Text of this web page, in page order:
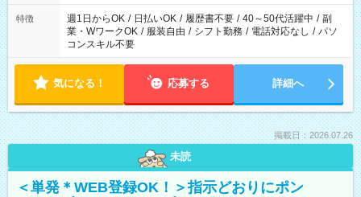
特徴 週1日からOK / 日払いOK / 履歴書不要 / 40～50代活躍中 / 副
業・WワークOK / 服装自由 / シフト勤務 / 電話対応なし / パソ
コンスキル不要
気になる！ 応募する 詳細へ
掲載日：2026.07.26
未読
＜単発＊WEB登録OK！＞指示どおりにポン